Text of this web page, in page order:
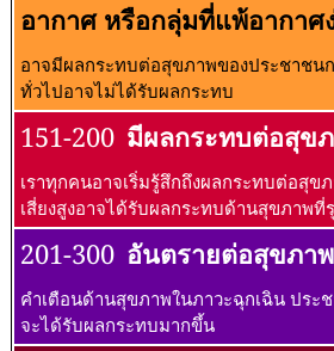
อากาศ หรือกลุ่มที่แพ้อากาศ
อาจมีผลกระทบต่อสุขภาพของประชาชน
ทั่วไปอาจไม่ได้รับผลกระทบ
151-200 มีผลกระทบต่อสุข
เราทุกคนอาจเริ่มรู้สึกถึงผลกระทบต่อสุ
เสี่ยงสูงอาจได้รับผลกระทบด้านสุขภาพที่
201-300 อันตรายต่อสุขภา
คำเตือนด้านสุขภาพในภาวะฉุกเฉิน ปร
จะได้รับผลกระทบมากขึ้น